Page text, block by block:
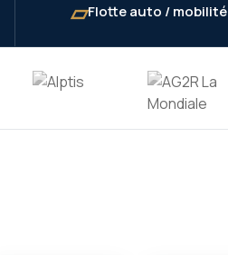
▱Flotte auto / mobilité